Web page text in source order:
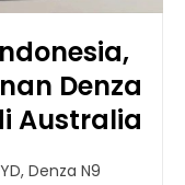
Denza
Australia
Denza N9